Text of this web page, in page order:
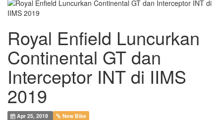
Royal Enfield Luncurkan
Continental GT dan
Interceptor INT di IIMS
2019
Apr 25, 2019 New Bike